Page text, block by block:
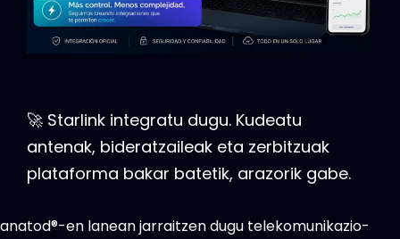
🚀 Starlink integratu dugu. Kudeatu
antenak, bideratzaileak eta zerbitzuak
plataforma bakar batetik, arazorik gabe.
anatod®-en lanean jarraitzen dugu telekomunikazio-